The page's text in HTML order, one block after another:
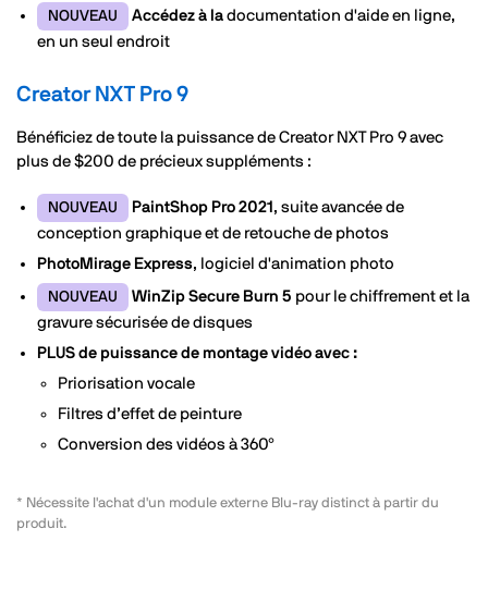
NOUVEAU Accédez à ladocumentation d'aide en ligne,
en un seul endroit
Creator NXT Pro 9
Bénéficiez de toute la puissance de Creator NXT Pro 9 avec
plus de $200 de précieux suppléments :
NOUVEAU PaintShop Pro 2021 , suite avancée de
conception graphique et de retouche de photos
PhotoMirage Express, logiciel d'animation photo
NOUVEAU WinZip Secure Burn 5 pour le chiffrement et la
gravure sécurisée de disques
PLUS de puissance de montage vidéo avec :
Priorisation vocale
Filtres d’effet de peinture
Conversion des vidéos à 360°
* Nécessite l'achat d'un module externe Blu-ray distinct à partir du
produit.